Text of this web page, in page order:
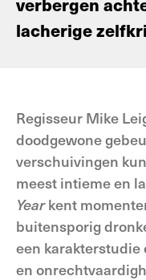
lacherige
Regisseur Mike
doodgewone
verschuivingen
meest intieme en
Yearkent
buitensporig
een karakterstudie
en